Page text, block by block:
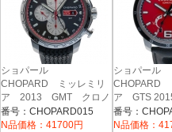
ショパール
CHOPARD ミッレミリ
ア 2013 GMT クロノ
グラフ 168555-3001
番号：CHOPARD015
N品価格：41700円
ショパール
CHOPARD
ア GTS
ディション
3001
番号：
N品価格：